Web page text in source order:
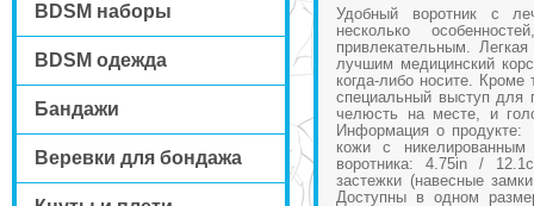
BDSM наборы
BDSM одежда
Бандажи
Веревки для бондажа
Удобный воротник с
несколько
привлекательным.
лучшим медицинский
когда-либо носите.
специальный выступ для
челюсть на месте, и
Информация о
кожи с
воротника: 4.75in /
застежки (навесные
Доступны в одном